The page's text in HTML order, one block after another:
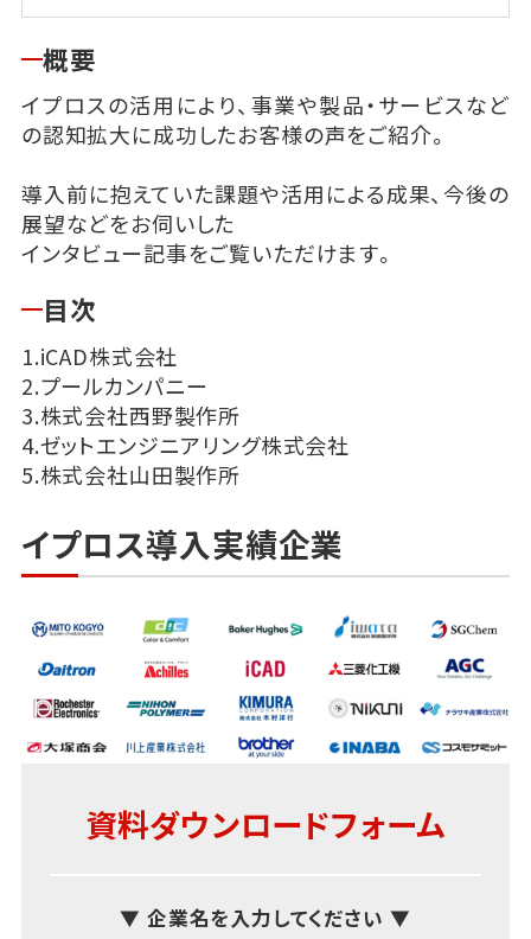
概要
イプロスの活用により、事業や製品・サービスなど
の認知拡大に成功したお客様の声をご紹介。
導入前に抱えていた課題や活用による成果、今後の
展望などをお伺いした
インタビュー記事をご覧いただけます。
目次
1.iCAD株式会社
2.プールカンパニー
3.株式会社西野製作所
4.ゼットエンジニアリング株式会社
5.株式会社山田製作所
イプロス導入実績企業
資料ダウンロードフォーム
▼ 企業名を入力してください ▼